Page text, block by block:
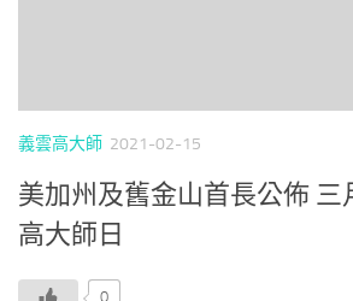
義雲高大師 2021-02-15
美加州及舊金山首長公佈 三
高大師日
0